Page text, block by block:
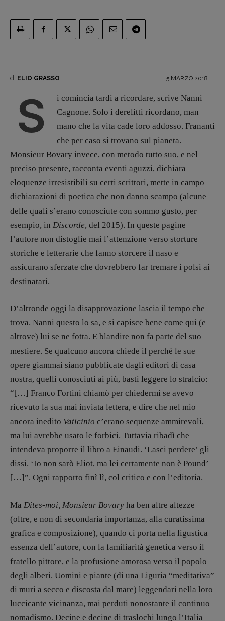
Recensioni
Primo Piano
Archeologie del
presente
Fumetti
Libro & Film
Pulp for kids
Opera prima
DOSSIER
12 dicembre
Blade Runner 40
Editoria
Intelligenza Artificiale
Maestri sommersi
Pasolini 1922-2022
Psichedelia
Stranimondi
Tornare a Ballard
Valerio Evangelisti
Vampirismi
Zong!
DIRETTRICE RESPONSABILE
Antonella Marrone
Walter Catalano,Giuseppe Costigliola,
Anna da Re,Roberto Derobertis,Elio
Grasso,Fabio Malagnini,Valentina
Marcoli, Elisabetta Michielin Nicole
CONTATTI
Case editrici e coordinamento
recensioni:
Elio Grasso
[eliovoyager@gmail.com]
Elisabetta Michielin
[michielin.elisabetta@gmail.com]
Coordinamento News in breve:
Anna da Re
di ELIO GRASSO 5 MARZO 2018
S
i comincia tardi a ricordare, scrive Nanni
Cagnone. Solo i derelitti ricordano, man
mano che la vita cade loro addosso. Frananti
che per caso si trovano sul pianeta.
Monsieur Bovary invece, con metodo tutto suo, e nel
preciso presente, racconta eventi aguzzi, dichiara
eloquenze irresistibili su certi scrittori, mette in campo
dichiarazioni di poetica che non danno scampo (alcune
delle quali s’erano conosciute con sommo gusto, per
esempio, in Discorde, del 2015). In queste pagine
l’autore non distoglie mai l’attenzione verso storture
storiche e letterarie che fanno storcere il naso e
assicurano sferzate che dovrebbero far tremare i polsi ai
destinatari.
D’altronde oggi la disapprovazione lascia il tempo che
trova. Nanni questo lo sa, e si capisce bene come qui (e
altrove) lui se ne fotta. E blandire non fa parte del suo
mestiere. Se qualcuno ancora chiede il perché le sue
opere giammai siano pubblicate dagli editori di casa
nostra, quelli conosciuti ai più, basti leggere lo stralcio:
“[…] Franco Fortini chiamò per chiedermi se avevo
ricevuto la sua mai inviata lettera, e dire che nel mio
ancora inedito Vaticinio c’erano sequenze ammirevoli,
ma lui avrebbe usato le forbici. Tuttavia ribadì che
intendeva proporre il libro a Einaudi. ‘Lasci perdere’ gli
dissi. ‘Io non sarò Eliot, ma lei certamente non è Pound’
[…]”. Ogni rapporto finì lì, col critico e con l’editoria.
Ma Dites-moi, Monsieur Bovary ha ben altre altezze
(oltre, e non di secondaria importanza, alla curatissima
grafica e composizione), quando ci porta nella ligustica
essenza dell’autore, con la familiarità genetica verso il
fratello pittore, e la profusione amorosa verso il popolo
degli alberi. Uomini e piante (di una Liguria “meditativa”
di muri a secco e discosta dal mare) leggendari nella loro
luccicante vicinanza, mai perduti nonostante il continuo
nomadismo. Decine e decine di traslochi lungo l’Italia